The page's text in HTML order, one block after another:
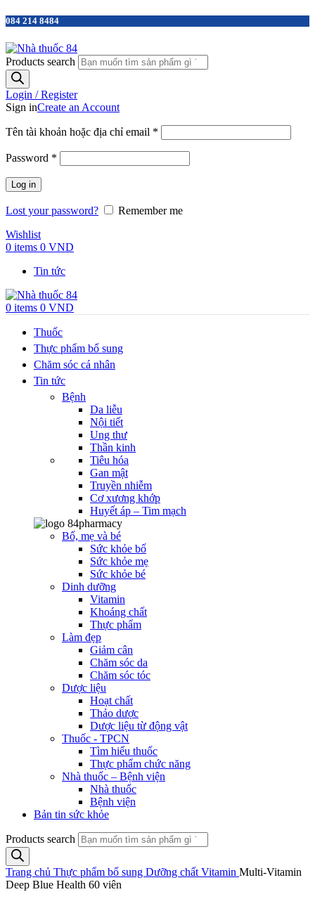
084 214 8484
Products search
Login / Register
Sign inCreate an Account
Tên tài khoản hoặc địa chỉ email *
Password *
Log in
Lost your password?
Remember me
Wishlist
0 items 0 VND
Tin tức
0 items 0 VND
Thuốc
Thực phẩm bổ sung
Chăm sóc cá nhân
Tin tức
Bệnh
Da liễu
Nội tiết
Ung thư
Thần kinh
Tiêu hóa
Gan mật
Truyền nhiễm
Cơ xương khớp
Huyết áp – Tim mạch
Bố, mẹ và bé
Sức khỏe bố
Sức khỏe mẹ
Sức khỏe bé
Dinh dưỡng
Vitamin
Khoáng chất
Thực phẩm
Làm đẹp
Giảm cân
Chăm sóc da
Chăm sóc tóc
Dược liệu
Hoạt chất
Thảo dược
Dược liệu từ động vật
Thuốc - TPCN
Tìm hiểu thuốc
Thực phẩm chức năng
Nhà thuốc – Bệnh viện
Nhà thuốc
Bệnh viện
Bản tin sức khỏe
Products search
Trang chủ Thực phẩm bổ sung Dưỡng chất Vitamin Multi-Vitamin
Deep Blue Health 60 viên